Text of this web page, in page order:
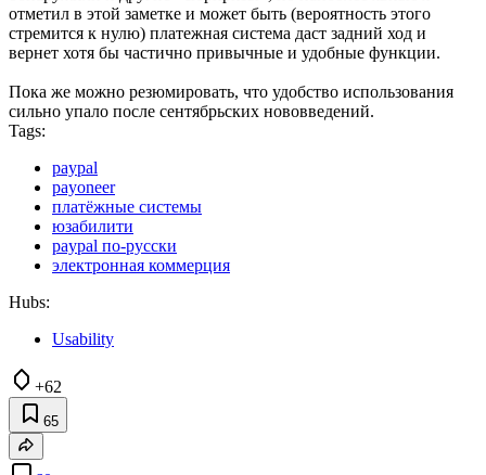
отметил в этой заметке и может быть (вероятность этого
стремится к нулю) платежная система даст задний ход и
вернет хотя бы частично привычные и удобные функции.
Пока же можно резюмировать, что удобство использования
сильно упало после сентябрьских нововведений.
Tags:
paypal
payoneer
платёжные системы
юзабилити
paypal по-русски
электронная коммерция
Hubs:
Usability
+62
65